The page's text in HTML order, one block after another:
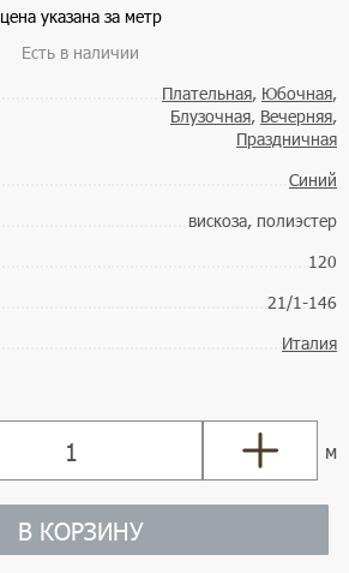
цена указана за метр
Есть в наличии
Плательная, Юбочная,
Блузочная, Вечерняя,
Праздничная
Синий
вискоза, полиэстер
120
21/1-146
Италия
м
В КОРЗИНУ